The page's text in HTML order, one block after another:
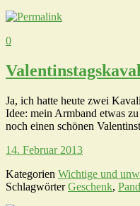
0
Ja, ich hatte heute zwei
Idee: mein Armband etwas
noch einen schönen
14. Februar 2013
Kategorien Wichtige und
SchlagwörterGeschenk,